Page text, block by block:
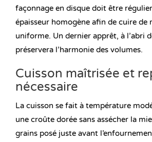
façonnage en disque doit être
épaisseur homogène afin de cuire de
uniforme. Un dernier apprêt, à l’abri
préservera l’harmonie des volumes.
Cuisson maîtrisée et
nécessaire
La cuisson se fait à température
une croûte dorée sans assécher la
grains posé juste avant